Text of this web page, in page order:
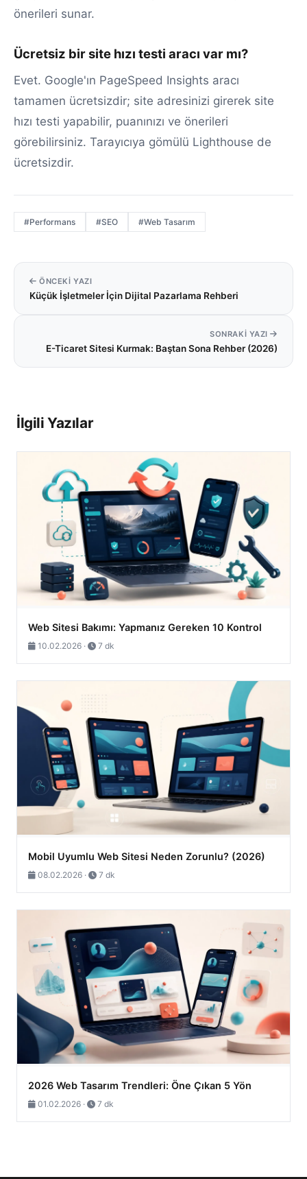
önerileri sunar.
Ücretsiz bir site hızı testi aracı var mı?
Evet. Google'ın PageSpeed Insights aracı
tamamen ücretsizdir; site adresinizi girerek site
hızı testi yapabilir, puanınızı ve önerileri
görebilirsiniz. Tarayıcıya gömülü Lighthouse de
ücretsizdir.
#Performans #SEO #Web Tasarım
ÖNCEKI YAZI
Küçük İşletmeler İçin Dijital Pazarlama Rehberi
SONRAKI YAZI
E-Ticaret Sitesi Kurmak: Baştan Sona Rehber (2026)
İlgili Yazılar
Web Sitesi Bakımı: Yapmanız Gereken 10 Kontrol
10.02.2026 · 7 dk
Mobil Uyumlu Web Sitesi Neden Zorunlu? (2026)
08.02.2026 · 7 dk
2026 Web Tasarım Trendleri: Öne Çıkan 5 Yön
01.02.2026 · 7 dk